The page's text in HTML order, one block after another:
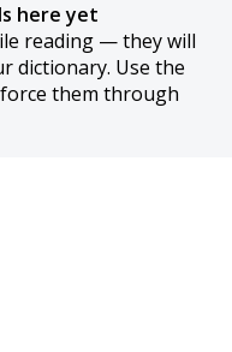
here yet
reading — they will
dictionary. Use the
them through